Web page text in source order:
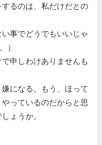
るのは、私だけだとの
事でどうでもいいじゃ
）
申しわけありませんも
になる。もう、ほって
っているのだからと思
ょうか。